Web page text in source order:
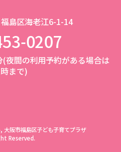
福島区海老江6-1-14
0207
間の利用予約がある場合は
まで)
阪市福島区子ども子育てプラザ
Reserved.